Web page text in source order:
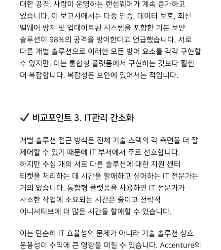
대한 공격, 사람이 운영하는 랜섬웨어가 계속 증가하고
있습니다. 이 보고서에서는 다중 인증, 데이터 보호, 최신
맬웨어 방지 및 업데이트된 시스템을 포함한 기본 보안
솔루션이 98%의 공격을 방어한다고 언급했습니다. 서로
다른 개별 솔루션으로 이러한 모든 방어 요소를 각각 구현할
수 있지만, 이는 통합형 플랫폼에서 구현하는 것보다 훨씬
더 복잡합니다. 복잡성은 보안에 있어서는 적입니다.
비교포인트 3. IT관리 간소화
개별 솔루션 접근 방식은 전체 기술 스택의 각 측면을 더 잘
제어할 수 있기 때문에 IT 부서에서 주로 선호합니다.
하지만 수십 개의 서로 다른 솔루션에 대한 지원 센터
티켓을 처리하는 데 시간을 할애하고 싶어하는 IT 전문가는
거의 없습니다. 통합형 플랫폼을 사용하면 IT 전문가가
사소한 작업에 소요되는 시간은 줄이고 전략적
이니셔티브에 더 많은 시간을 할애할 수 있습니다.
이는 단순히 IT 효율성의 문제가 아니라 기술 솔루션 상호
운용성이 수익에 큰 영향을 미칠 수 있습니다. Accenture의